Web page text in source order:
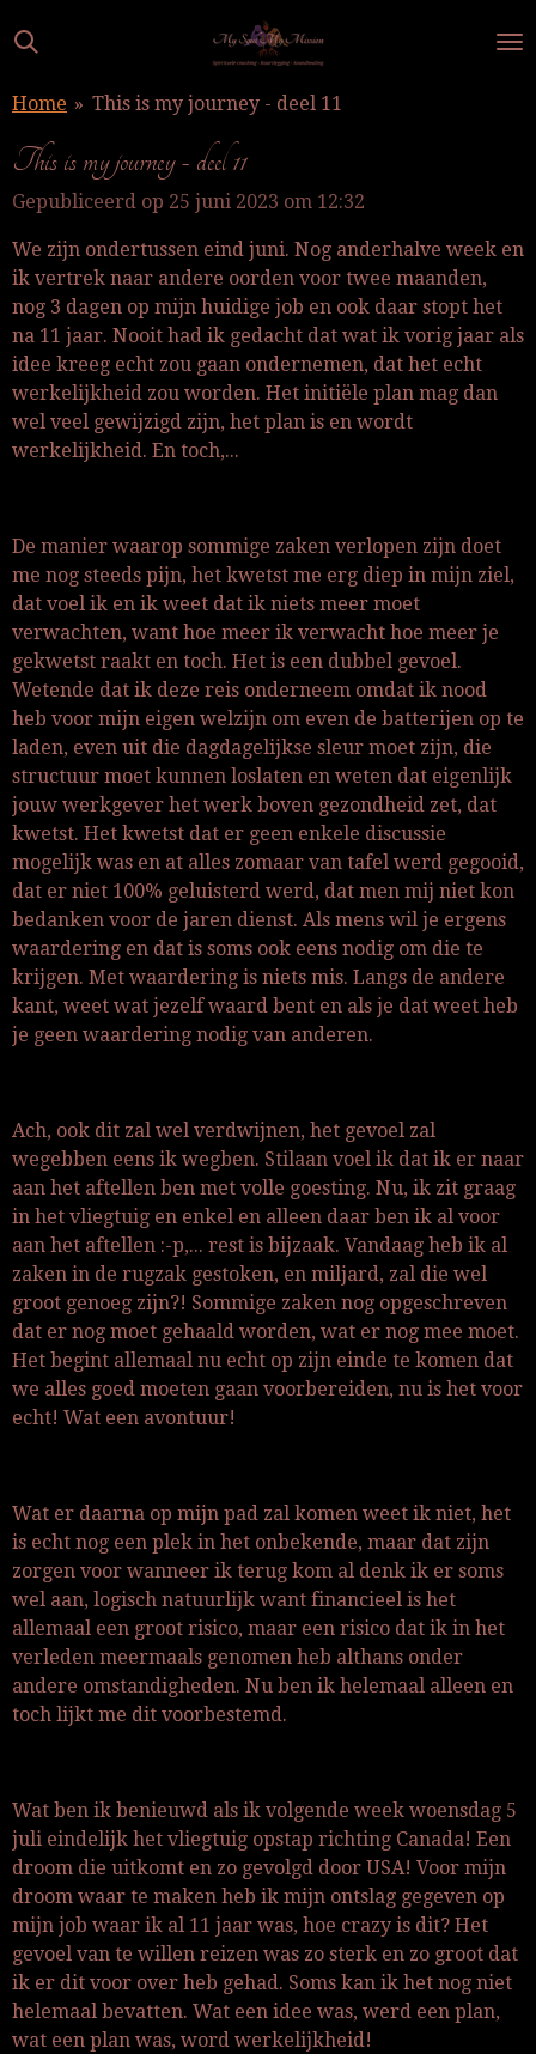
direct
de
hoofdinhoud
Home » This is my journey - deel 11
This is my journey - deel 11
Gepubliceerd op 25 juni 2023 om 12:32
We zijn ondertussen eind juni. Nog anderhalve week en
ik vertrek naar andere oorden voor twee maanden,
nog 3 dagen op mijn huidige job en ook daar stopt het
na 11 jaar. Nooit had ik gedacht dat wat ik vorig jaar als
idee kreeg echt zou gaan ondernemen, dat het echt
werkelijkheid zou worden. Het initiële plan mag dan
wel veel gewijzigd zijn, het plan is en wordt
werkelijkheid. En toch,...
De manier waarop sommige zaken verlopen zijn doet
me nog steeds pijn, het kwetst me erg diep in mijn ziel,
dat voel ik en ik weet dat ik niets meer moet
verwachten, want hoe meer ik verwacht hoe meer je
gekwetst raakt en toch. Het is een dubbel gevoel.
Wetende dat ik deze reis onderneem omdat ik nood
heb voor mijn eigen welzijn om even de batterijen op te
laden, even uit die dagdagelijkse sleur moet zijn, die
structuur moet kunnen loslaten en weten dat eigenlijk
jouw werkgever het werk boven gezondheid zet, dat
kwetst. Het kwetst dat er geen enkele discussie
mogelijk was en at alles zomaar van tafel werd gegooid,
dat er niet 100% geluisterd werd, dat men mij niet kon
bedanken voor de jaren dienst. Als mens wil je ergens
waardering en dat is soms ook eens nodig om die te
krijgen. Met waardering is niets mis. Langs de andere
kant, weet wat jezelf waard bent en als je dat weet heb
je geen waardering nodig van anderen.
Ach, ook dit zal wel verdwijnen, het gevoel zal
wegebben eens ik wegben. Stilaan voel ik dat ik er naar
aan het aftellen ben met volle goesting. Nu, ik zit graag
in het vliegtuig en enkel en alleen daar ben ik al voor
aan het aftellen :-p,... rest is bijzaak. Vandaag heb ik al
zaken in de rugzak gestoken, en miljard, zal die wel
groot genoeg zijn?! Sommige zaken nog opgeschreven
dat er nog moet gehaald worden, wat er nog mee moet.
Het begint allemaal nu echt op zijn einde te komen dat
we alles goed moeten gaan voorbereiden, nu is het voor
echt! Wat een avontuur!
Wat er daarna op mijn pad zal komen weet ik niet, het
is echt nog een plek in het onbekende, maar dat zijn
zorgen voor wanneer ik terug kom al denk ik er soms
wel aan, logisch natuurlijk want financieel is het
allemaal een groot risico, maar een risico dat ik in het
verleden meermaals genomen heb althans onder
andere omstandigheden. Nu ben ik helemaal alleen en
toch lijkt me dit voorbestemd.
Wat ben ik benieuwd als ik volgende week woensdag 5
juli eindelijk het vliegtuig opstap richting Canada! Een
droom die uitkomt en zo gevolgd door USA! Voor mijn
droom waar te maken heb ik mijn ontslag gegeven op
mijn job waar ik al 11 jaar was, hoe crazy is dit? Het
gevoel van te willen reizen was zo sterk en zo groot dat
ik er dit voor over heb gehad. Soms kan ik het nog niet
helemaal bevatten. Wat een idee was, werd een plan,
wat een plan was, word werkelijkheid!